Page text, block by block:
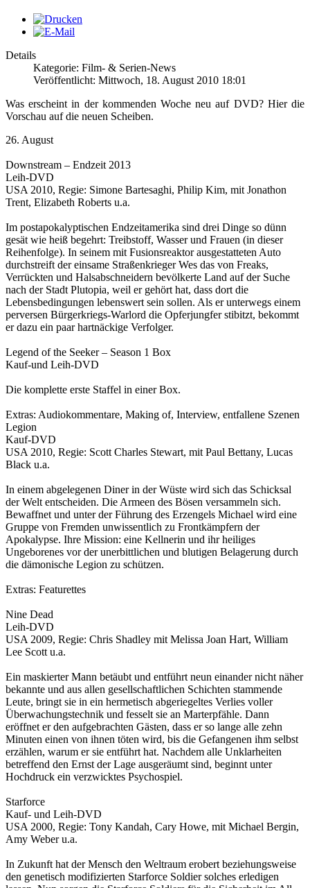
Details
Kategorie: Film- & Serien-News
Veröffentlicht: Mittwoch, 18. August 2010 18:01
Was erscheint in der kommenden Woche neu auf DVD? Hier die
Vorschau auf die neuen Scheiben.
26. August
Downstream – Endzeit 2013
Leih-DVD
USA 2010, Regie: Simone Bartesaghi, Philip Kim, mit Jonathon
Trent, Elizabeth Roberts u.a.
Im postapokalyptischen Endzeitamerika sind drei Dinge so dünn
gesät wie heiß begehrt: Treibstoff, Wasser und Frauen (in dieser
Reihenfolge). In seinem mit Fusionsreaktor ausgestatteten Auto
durchstreift der einsame Straßenkrieger Wes das von Freaks,
Verrückten und Halsabschneidern bevölkerte Land auf der Suche
nach der Stadt Plutopia, weil er gehört hat, dass dort die
Lebensbedingungen lebenswert sein sollen. Als er unterwegs einem
perversen Bürgerkriegs-Warlord die Opferjungfer stibitzt, bekommt
er dazu ein paar hartnäckige Verfolger.
Legend of the Seeker – Season 1 Box
Kauf-und Leih-DVD
Die komplette erste Staffel in einer Box.
Extras: Audiokommentare, Making of, Interview, entfallene Szenen
Legion
Kauf-DVD
USA 2010, Regie: Scott Charles Stewart, mit Paul Bettany, Lucas
Black u.a.
In einem abgelegenen Diner in der Wüste wird sich das Schicksal
der Welt entscheiden. Die Armeen des Bösen versammeln sich.
Bewaffnet und unter der Führung des Erzengels Michael wird eine
Gruppe von Fremden unwissentlich zu Frontkämpfern der
Apokalypse. Ihre Mission: eine Kellnerin und ihr heiliges
Ungeborenes vor der unerbittlichen und blutigen Belagerung durch
die dämonische Legion zu schützen.
Extras: Featurettes
Nine Dead
Leih-DVD
USA 2009, Regie: Chris Shadley mit Melissa Joan Hart, William
Lee Scott u.a.
Ein maskierter Mann betäubt und entführt neun einander nicht näher
bekannte und aus allen gesellschaftlichen Schichten stammende
Leute, bringt sie in ein hermetisch abgeriegeltes Verlies voller
Überwachungstechnik und fesselt sie an Marterpfähle. Dann
eröffnet er den aufgebrachten Gästen, dass er so lange alle zehn
Minuten einen von ihnen töten wird, bis die Gefangenen ihm selbst
erzählen, warum er sie entführt hat. Nachdem alle Unklarheiten
betreffend den Ernst der Lage ausgeräumt sind, beginnt unter
Hochdruck ein verzwicktes Psychospiel.
Starforce
Kauf- und Leih-DVD
USA 2000, Regie: Tony Kandah, Cary Howe, mit Michael Bergin,
Amy Weber u.a.
In Zukunft hat der Mensch den Weltraum erobert beziehungsweise
den genetisch modifizierten Starforce Soldier solches erledigen